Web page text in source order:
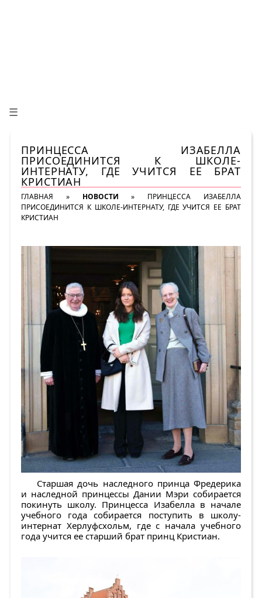
☰
ПРИНЦЕССА ИЗАБЕЛЛА
ПРИСОЕДИНИТСЯ К ШКОЛЕ-
ИНТЕРНАТУ, ГДЕ УЧИТСЯ ЕЕ БРАТ
КРИСТИАН
ГЛАВНАЯ » НОВОСТИ » ПРИНЦЕССА ИЗАБЕЛЛА
ПРИСОЕДИНИТСЯ К ШКОЛЕ-ИНТЕРНАТУ, ГДЕ УЧИТСЯ ЕЕ БРАТ
КРИСТИАН
Старшая дочь наследного принца Фредерика
и наследной принцессы Дании Мэри собирается
покинуть школу. Принцесса Изабелла в начале
учебного года собирается поступить в школу-
интернат Херлуфсхольм, где с начала учебного
года учится ее старший брат принц Кристиан.